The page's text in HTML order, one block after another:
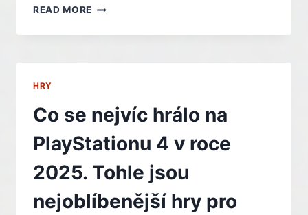
READ MORE NOVÝ
OD
ZNAČEK
RESIDENT
EVIL,
SILENT
HILL
ČI
ETERNAL
DARKNESS
HRY
Co se nejvíc hrálo na
PlayStationu 4 v roce
2025. Tohle jsou
nejoblíbenější hry pro